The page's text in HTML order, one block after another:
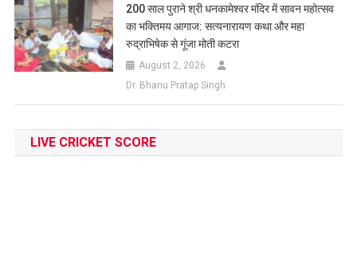
200 साल पुराने श्री धनकामेश्वर मंदिर में सावन महोत्सव
का भक्तिमय आगाज: सत्यनारायण कथा और महा
रुद्राभिषेक से गूंजा मोती कटरा
August 2, 2026
Dr. Bhanu Pratap Singh
LIVE CRICKET SCORE